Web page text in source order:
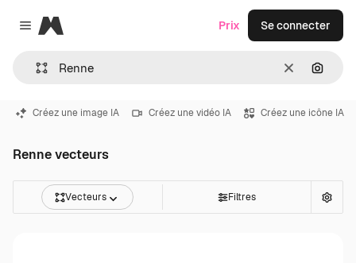
Close menu
Magnific
Effacer
Prix Se connecter
Créez une image IA Créez une vidéo IA Créez une icône IA
Renne vecteurs
Vecteurs Filtres